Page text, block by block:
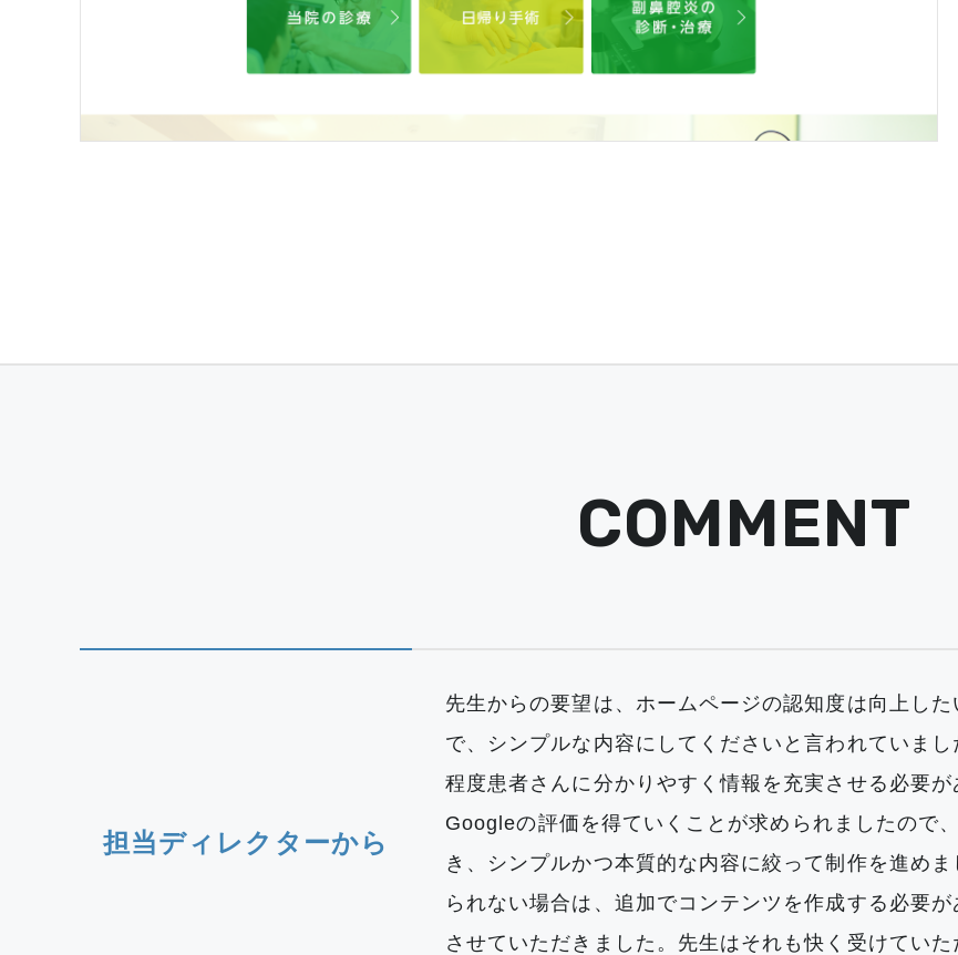
COMMENT
担当ディレクターから
先生からの要望は、ホームページの認知度は向上し
で、シンプルな内容にしてくださいと言われていま
程度患者さんに分かりやすく情報を充実させる必要
Googleの評価を得ていくことが求められましたので
き、シンプルかつ本質的な内容に絞って制作を進め
られない場合は、追加でコンテンツを作成する必要
させていただきました。先生はそれも快く受けてい